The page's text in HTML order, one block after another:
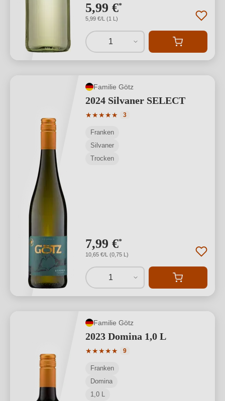
5,99 €*
5,99 €/L (1 L)
1
Familie Götz
2024 Silvaner SELECT
★★★★★
Durchschnittliche Bewertung von 5
3
Franken
Silvaner
Trocken
7,99 €*
10,65 €/L (0,75 L)
1
Familie Götz
2023 Domina 1,0 L
★★★★★
Durchschnittliche Bewertung von 5
9
Franken
Domina
1,0 L